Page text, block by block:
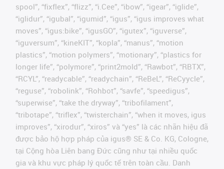
spool”, “fixflex”, “flizz”, “i.Cee”, “ibow”, “igear”, “iglide”,
“iglidur”, “igubal”, “igumid”, “igus”, “igus improves what
moves”, “igus:bike”, “igusGO”, “igutex”, “iguverse”,
“iguversum”, “kineKIT”, “kopla”, “manus”, “motion
plastics”, “motion polymers”, “motionary”, “plastics for
longer life”, “polymore”, “print2mold”, “Rawbot”, “RBTX”,
“RCYL”, “readycable”, “readychain”, “ReBeL”, “ReCyycle”,
“reguse”, “robolink”, “Rohbot”, “savfe”, “speedigus”,
“superwise”, “take the dryway”, “tribofilament”,
“tribotape”, “triflex”, “twisterchain”, “when it moves, igus
improves”, “xirodur”, “xiros” và “yes” là các nhãn hiệu đã
được bảo hộ hợp pháp của igus® SE & Co. KG, Cologne,
tại Cộng hòa Liên bang Đức cũng như tại nhiều quốc
gia và khu vực pháp lý quốc tế trên toàn cầu. Danh